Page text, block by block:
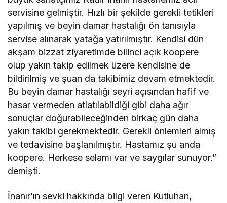
servisine gelmiştir. Hızlı bir şekilde gerekli tetikleri
yapılmış ve beyin damar hastalığı ön tanısıyla
servise alınarak yatağa yatırılmıştır. Kendisi dün
akşam bizzat ziyaretimde bilinci açık koopere
olup yakın takip edilmek üzere kendisine de
bildirilmiş ve şuan da takibimiz devam etmektedir.
Bu beyin damar hastalığı seyri açısından hafif ve
hasar vermeden atlatılabildiği gibi daha ağır
sonuçlar doğurabileceğinden birkaç gün daha
yakın takibi gerekmektedir. Gerekli önlemleri almış
ve tedavisine başlanılmıştır. Hastamız şu anda
koopere. Herkese selamı var ve saygılar sunuyor.”
demişti.
İnanır’ın sevki hakkında bilgi veren Kutluhan,